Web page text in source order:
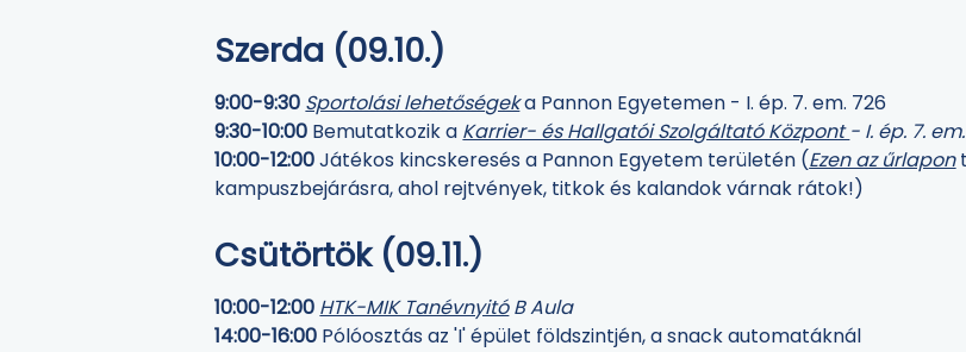
Szerda (09.10.)
9:00-9:30 Sportolási lehetőségeka Pannon Egyetemen - I. ép. 7. em. 726
9:30-10:00 Bemutatkozik a Karrier- és Hallgatói Szolgáltató Központ- I. ép. 7.
10:00-12:00Játékos kincskeresés a Pannon Egyetem területén (Ezen az űrlapon
kampuszbejárásra, ahol rejtvények, titkok és kalandok várnak rátok!)
Csütörtök (09.11.)
10:00-12:00 HTK-MIK TanévnyitóB Aula
14:00-16:00 Pólóosztás az 'I' épület földszintjén, a snack automatáknál